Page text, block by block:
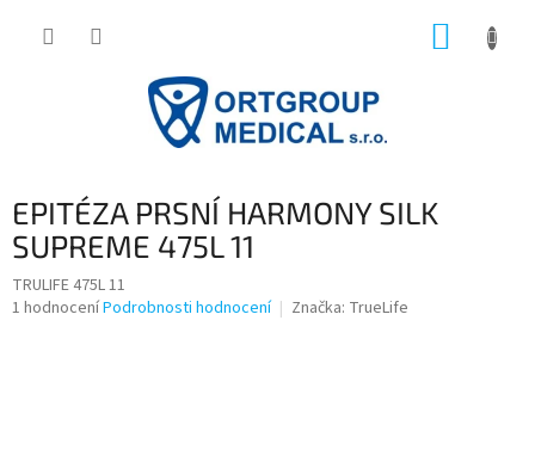
EPITÉZA PRSNÍ HARMONY SILK
SUPREME 475L 11
TRULIFE 475L 11
Průměrné
1 hodnoceníPodrobnosti hodnocení Značka: TrueLife